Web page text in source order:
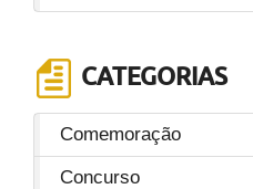
CATEGORIAS
Comemoração
Concurso